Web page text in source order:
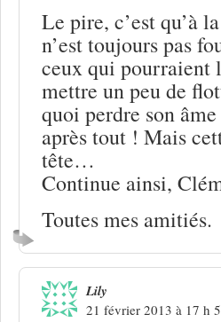
Le pire, c’est qu’à
n’est toujours pas
ceux qui pourraient
mettre un peu de
quoi perdre son
après tout ! Mais
tête…
Continue ainsi,
Toutes mes amitiés.
Lily
21 février 2013 à 17 h